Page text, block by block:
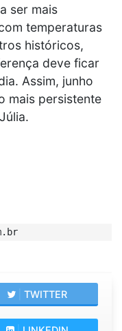
ser mais
temperaturas
históricos,
deve ficar
Assim, junho
mais persistente
TWITTER